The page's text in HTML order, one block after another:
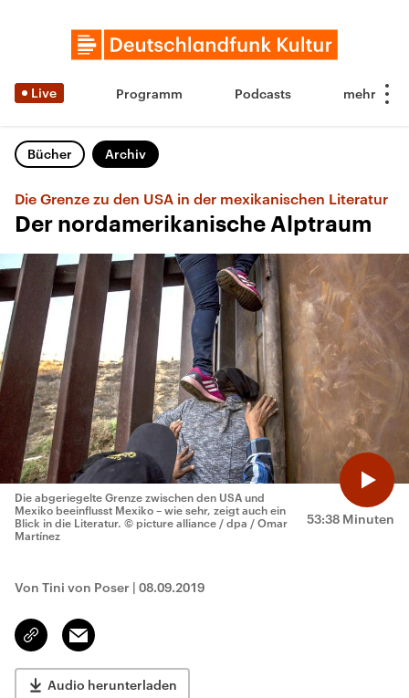
Live Programm Podcasts
Bücher Archiv
Die Grenze zu den USA in der mexikanischen Literatur
Der nordamerikanische Alptraum
53:38 Minuten
Die abgeriegelte Grenze zwischen den USA und
Mexiko beeinflusst Mexiko – wie sehr, zeigt auch ein
Blick in die Literatur. © picture alliance / dpa / Omar
Martínez
Von Tini von Poser | 08.09.2019
Link
kopieren/teilen
Email
Audio herunterladen